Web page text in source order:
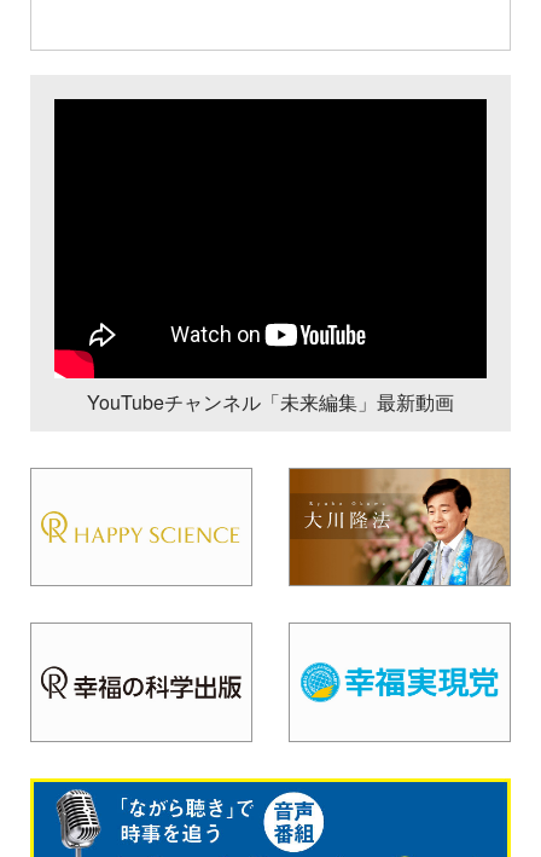
YouTubeチャンネル「未来編集」最新動画